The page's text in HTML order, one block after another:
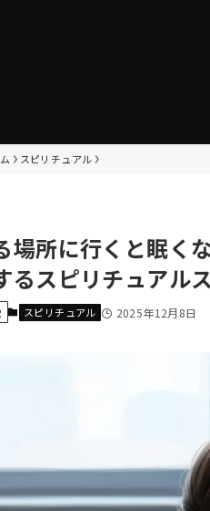
スピリチュアル
場所に行くと眠く
るスピリチュアル
スピリチュアル 2025年12月8日